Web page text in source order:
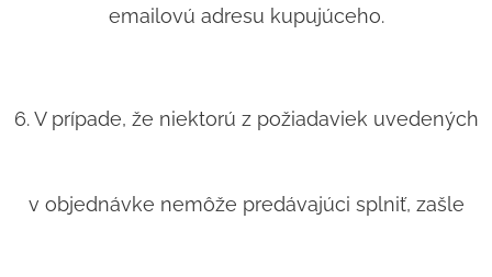
emailovú adresu kupujúceho.
6. V prípade, že niektorú z požiadaviek uvedených
v objednávke nemôže predávajúci splniť, zašle